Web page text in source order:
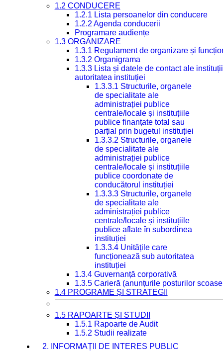
1.2 CONDUCERE
1.2.1 Lista persoanelor din conducere
1.2.2 Agenda conducerii
Programare audiențe
1.3 ORGANIZARE
1.3.1 Regulament de organizare și
1.3.2 Organigrama
1.3.3 Lista și datele de contact ale
autoritatea instituției
1.3.3.1 Structurile, organele
de specialitate ale
administrației publice
centrale/locale și instituțiile
publice finanțate total sau
parțial prin bugetul instituției
1.3.3.2 Structurile, organele
de specialitate ale
administrației publice
centrale/locale și instituțiile
publice coordonate de
conducătorul instituției
1.3.3.3 Structurile, organele
de specialitate ale
administrației publice
centrale/locale și instituțiile
publice aflate în subordinea
instituției
1.3.3.4 Unitățile care
funcționează sub autoritatea
instituției
1.3.4 Guvernanță corporativă
1.3.5 Carieră (anunțurile posturilor
1.4 PROGRAME ȘI STRATEGII
1.5 RAPOARTE ȘI STUDII
1.5.1 Rapoarte de Audit
1.5.2 Studii realizate
2. INFORMAȚII DE INTERES PUBLIC